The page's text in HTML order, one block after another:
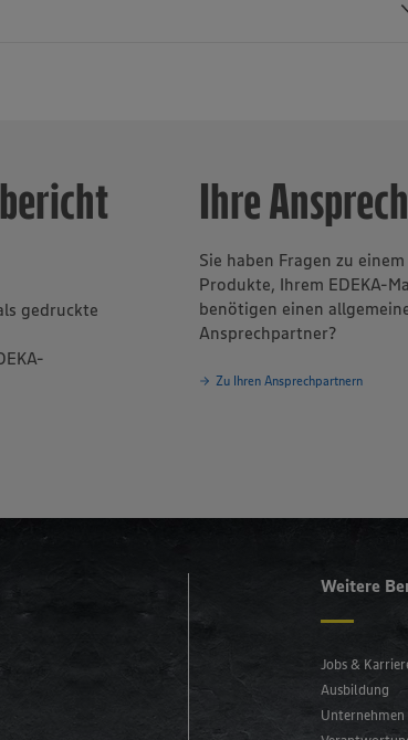
Der Fleischhof Rasting und die
zu EDEKA Rhein-Ruhr. Das
gehört es zu den
Region. Täglich vertrauen mehr als
auf Qualität und
gedruckte
Ihre
Sie haben Fragen zu
Produkte, Ihrem EDEKA-
benötigen einen
Ansprechpartner?
Zu Ihren Ansprechpartnern
Weitere
Jobs &
Ausbildung
Unternehmen